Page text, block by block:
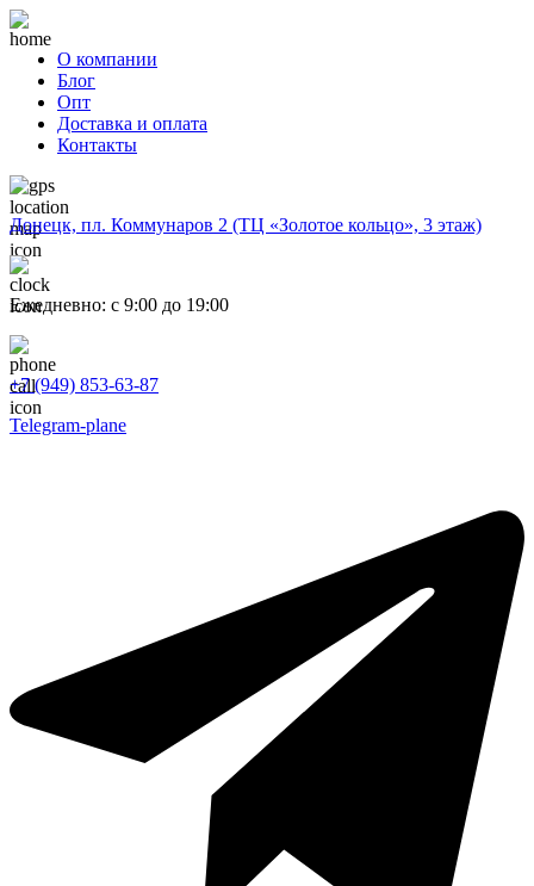
О компании
Блог
Опт
Доставка и оплата
Контакты
Донецк, пл. Коммунаров 2 (ТЦ «Золотое кольцо», 3 этаж)
Ежедневно: с 9:00 до 19:00
+7 (949) 853-63-87
Telegram-plane